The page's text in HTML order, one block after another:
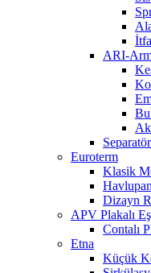
ARI-
Euroterm
Klasik
Dizayn
APV Plakalı
Contalı
Etna
Küçük